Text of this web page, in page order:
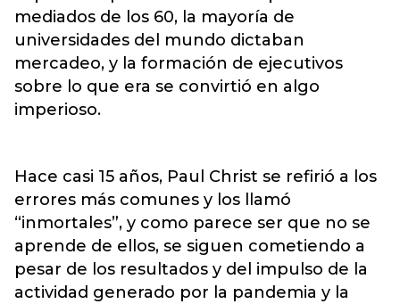
mediados de los 60, la mayoría de
universidades del mundo dictaban
mercadeo, y la formación de ejecutivos
sobre lo que era se convirtió en algo
imperioso.
Hace casi 15 años, Paul Christ se refirió a los
errores más comunes y los llamó
“inmortales”, y como parece ser que no se
aprende de ellos, se siguen cometiendo a
pesar de los resultados y del impulso de la
actividad generado por la pandemia y la